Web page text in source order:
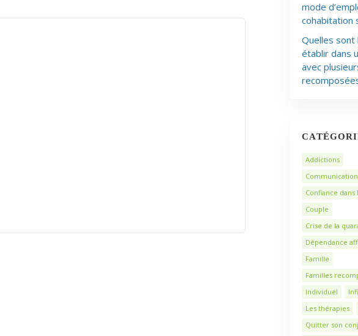
mode
cohabitation
Quelles sont
établir dans
avec
Addictions
Confiance dans
Couple
Crise de la
Dépendance
Famille
Familles
Individuel
Les thérapies
Quitter son